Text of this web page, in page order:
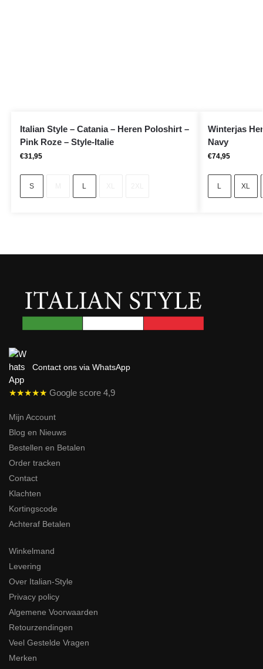
Italian Style – Catania – Heren Poloshirt –
Pink Roze – Style-Italie
€31,95
S L
Winterjas
Navy
€74,95
L XL
Contact ons via WhatsApp
★★★★★ Google score 4,9
Mijn Account
Blog en Nieuws
Bestellen en Betalen
Order tracken
Contact
Klachten
Kortingscode
Achteraf Betalen
Winkelmand
Levering
Over Italian-Style
Privacy policy
Algemene Voorwaarden
Retourzendingen
Veel Gestelde Vragen
Merken